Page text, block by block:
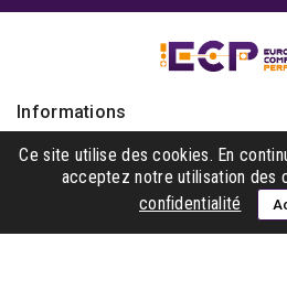
Informations
Produits
Notre société
Ce site utilise des cookies. En
acceptez notre utilisation des
confidentialité